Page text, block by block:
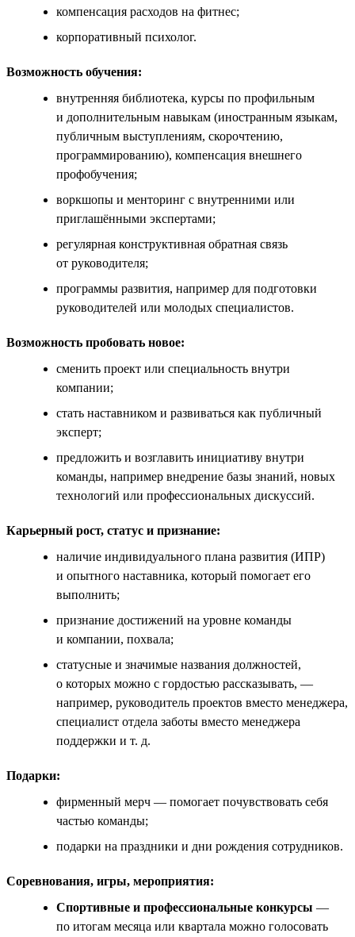
компенсация расходов на фитнес;
корпоративный психолог.
Возможность обучения:
внутренняя библиотека, курсы по профильным
и дополнительным навыкам (иностранным языкам,
публичным выступлениям, скорочтению,
программированию), компенсация внешнего
профобучения;
воркшопы и менторинг с внутренними или
приглашёнными экспертами;
регулярная конструктивная обратная связь
от руководителя;
программы развития, например для подготовки
руководителей или молодых специалистов.
Возможность пробовать новое:
сменить проект или специальность внутри
компании;
стать наставником и развиваться как публичный
эксперт;
предложить и возглавить инициативу внутри
команды, например внедрение базы знаний, новых
технологий или профессиональных дискуссий.
Карьерный рост, статус и признание:
наличие индивидуального плана развития (ИПР)
и опытного наставника, который помогает его
выполнить;
признание достижений на уровне команды
и компании, похвала;
статусные и значимые названия должностей,
о которых можно с гордостью рассказывать, —
например, руководитель проектов вместо менеджера,
специалист отдела заботы вместо менеджера
поддержки и т. д.
Подарки:
фирменный мерч — помогает почувствовать себя
частью команды;
подарки на праздники и дни рождения сотрудников.
Соревнования, игры, мероприятия:
Спортивные и профессиональные конкурсы —
по итогам месяца или квартала можно голосовать